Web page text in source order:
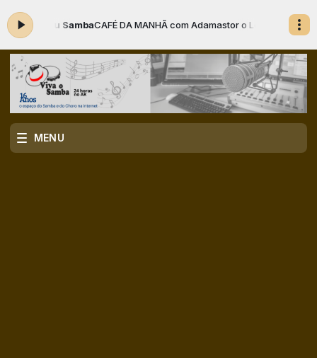
CAFÉ DA MANHÃ com Adamastor o Locutor das 05:00 às
MENU